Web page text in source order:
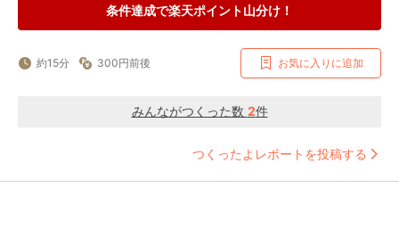
条件達成で楽天ポイント山分け！
約15分 300円前後 お気に入りに追加
みんながつくった数 2件
つくったよレポートを投稿する